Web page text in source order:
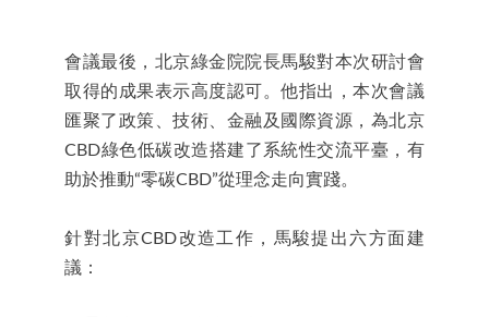
會議最後，北京綠金院院長馬駿對本次研討會
取得的成果表示高度認可。他指出，本次會議
匯聚了政策、技術、金融及國際資源，為北京
CBD綠色低碳改造搭建了系統性交流平臺，有
助於推動“零碳CBD”從理念走向實踐。
針對北京CBD改造工作，馬駿提出六方面建
議：